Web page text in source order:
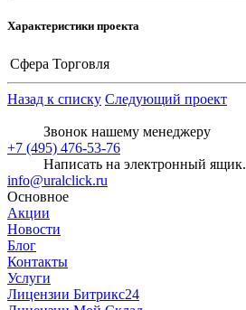
Характеристики проекта
Сфера Торговля
Назад к списку Следующий проект
Звонок нашему менеджеру
+7 (495) 476-53-76
Написать на электронный ящик.
info@uralclick.ru
Основное
Акции
Новости
Блог
Контакты
Услуги
Лицензии Битрикс24